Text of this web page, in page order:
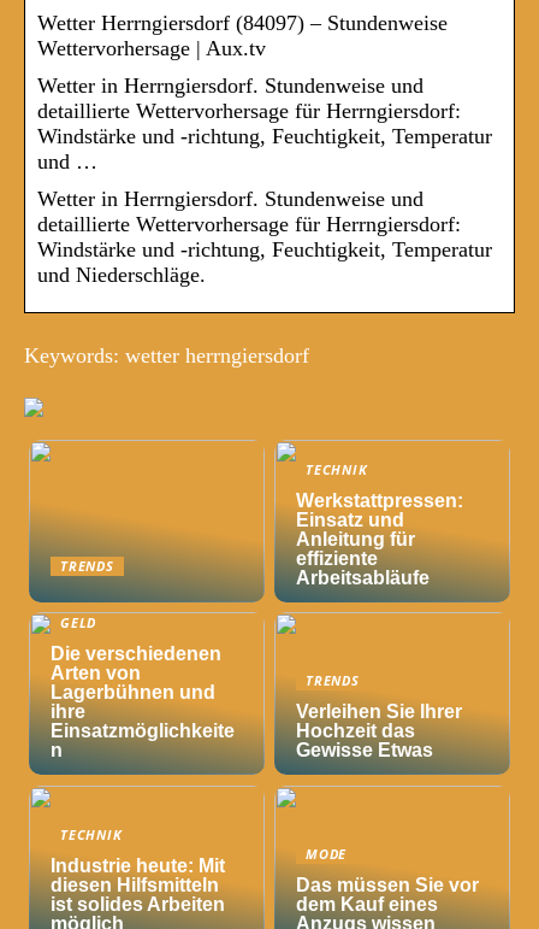
Wetter Herrngiersdorf (84097) – Stundenweise
Wettervorhersage | Aux.tv
Wetter in Herrngiersdorf. Stundenweise und
detaillierte Wettervorhersage für Herrngiersdorf:
Windstärke und -richtung, Feuchtigkeit, Temperatur
und …
Wetter in Herrngiersdorf. Stundenweise und
detaillierte Wettervorhersage für Herrngiersdorf:
Windstärke und -richtung, Feuchtigkeit, Temperatur
und Niederschläge.
Keywords: wetter herrngiersdorf
TRENDS
TECHNIK
Werkstattpressen:
Einsatz und
Anleitung für
effiziente
Arbeitsabläufe
GELD
Die verschiedenen
Arten von
Lagerbühnen und
ihre
Einsatzmöglichkeite
n
TRENDS
Verleihen Sie Ihrer
Hochzeit das
Gewisse Etwas
TECHNIK
Industrie heute: Mit
diesen Hilfsmitteln
ist solides Arbeiten
möglich
MODE
Das müssen Sie vor
dem Kauf eines
Anzugs wissen